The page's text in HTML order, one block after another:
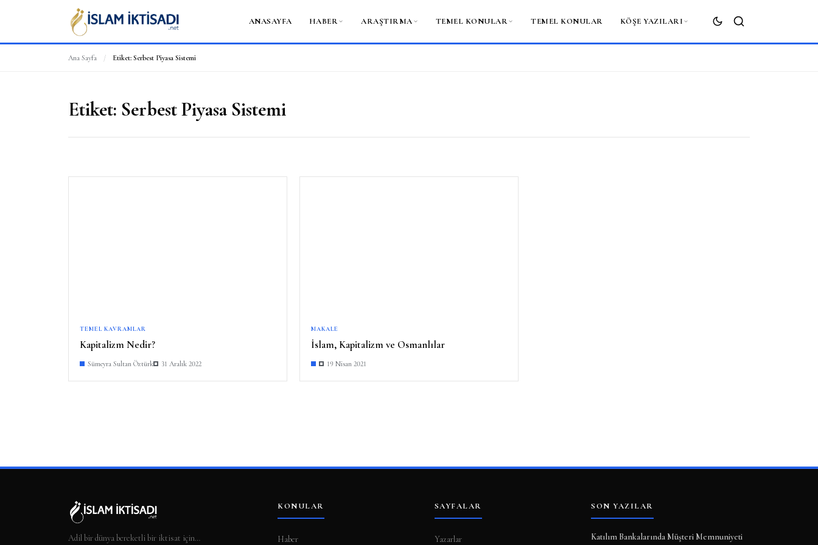
ANASAYFA HABER ARAŞTIRMA TEMEL KONULAR TEMEL KONULAR KÖŞE YAZILARI
ARA
Ana Sayfa / Etiket: Serbest Piyasa Sistemi
Etiket: Serbest Piyasa Sistemi
TEMEL KAVRAMLAR
Kapitalizm Nedir?
Sümeyra Sultan Öztürk 31 Aralık 2022
MAKALE
İslam, Kapitalizm ve Osmanlılar
19 Nisan 2021
Adil bir dünya bereketli bir iktisat için…
KONULAR
Haber
SAYFALAR
Yazarlar
SON YAZILAR
Katılım Bankalarında Müşteri Memnuniyeti